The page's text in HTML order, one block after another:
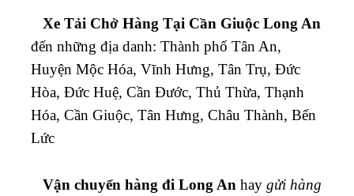
Xe Tải Chở Hàng Tại Cần Giuộc Long An
đến những địa danh: Thành phố Tân An,
Huyện Mộc Hóa, Vĩnh Hưng, Tân Trụ, Đức
Hòa, Đức Huệ, Cần Đước, Thủ Thừa, Thạnh
Hóa, Cần Giuộc, Tân Hưng, Châu Thành, Bến
Lức
Vận chuyển hàng đi Long An hay gửi hàng